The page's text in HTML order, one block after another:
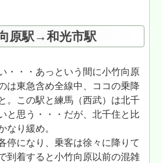
原駅→和光市駅
・・・あっという間に小竹向原
は東急含め全線中、ココの乗降
。この駅と練馬（西武）は北千
と思う・・・だが、北千住と比
なり緩め。
停になり、乗客は徐々に降りて
到着すると小竹向原以前の混雑